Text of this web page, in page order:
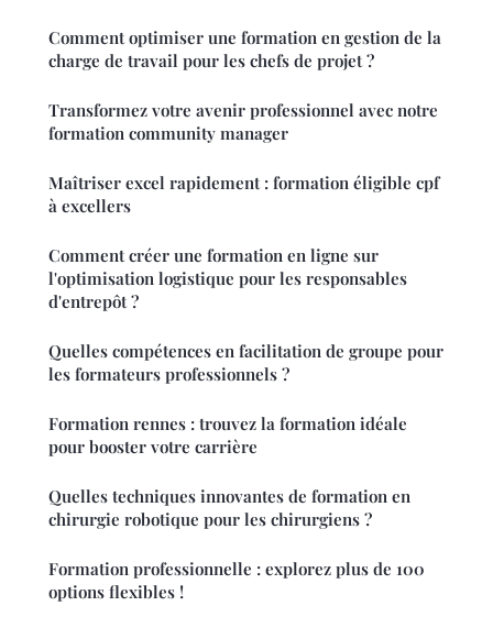
Comment optimiser une formation en gestion de la
charge de travail pour les chefs de projet ?
Transformez votre avenir professionnel avec notre
formation community manager
Maîtriser excel rapidement : formation éligible cpf
à excellers
Comment créer une formation en ligne sur
l'optimisation logistique pour les responsables
d'entrepôt ?
Quelles compétences en facilitation de groupe pour
les formateurs professionnels ?
Formation rennes : trouvez la formation idéale
pour booster votre carrière
Quelles techniques innovantes de formation en
chirurgie robotique pour les chirurgiens ?
Formation professionnelle : explorez plus de 100
options flexibles !